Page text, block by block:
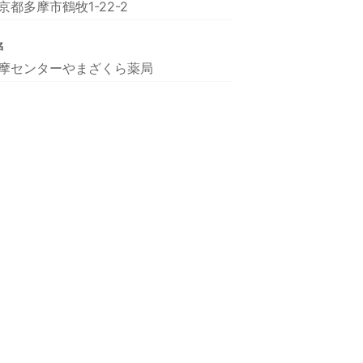
都多摩市鶴牧1-22-2
センターやまざくら薬局